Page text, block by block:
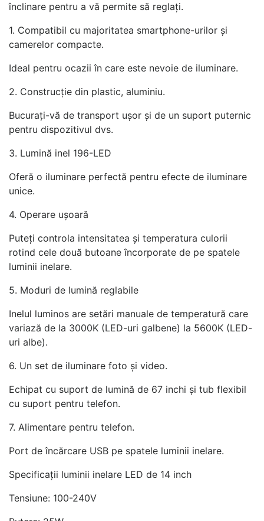
înclinare pentru a vă permite să reglați.
1. Compatibil cu majoritatea smartphone-urilor și
camerelor compacte.
Ideal pentru ocazii în care este nevoie de iluminare.
2. Construcție din plastic, aluminiu.
Bucurați-vă de transport ușor și de un suport puternic
pentru dispozitivul dvs.
3. Lumină inel 196-LED
Oferă o iluminare perfectă pentru efecte de iluminare
unice.
4. Operare ușoară
Puteți controla intensitatea și temperatura culorii
rotind cele două butoane încorporate de pe spatele
luminii inelare.
5. Moduri de lumină reglabile
Inelul luminos are setări manuale de temperatură care
variază de la 3000K (LED-uri galbene) la 5600K (LED-
uri albe).
6. Un set de iluminare foto și video.
Echipat cu suport de lumină de 67 inchi și tub flexibil
cu suport pentru telefon.
7. Alimentare pentru telefon.
Port de încărcare USB pe spatele luminii inelare.
Specificații luminii inelare LED de 14 inch
Tensiune: 100-240V